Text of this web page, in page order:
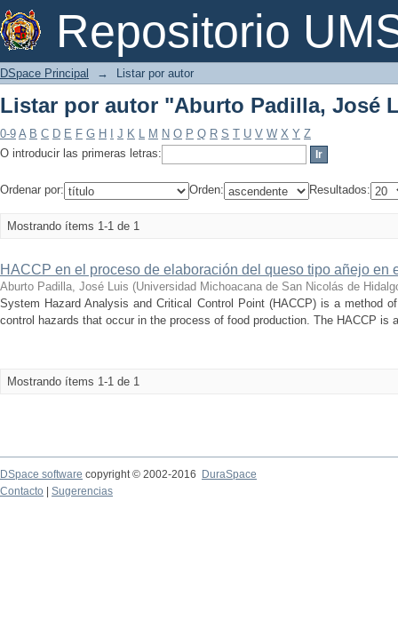
Repositorio
Listar por autor "Aburto Padilla, José
DSpace Principal → Listar por autor
Listar por autor "Aburto Padilla, José
0-9 A B C D E F G H J K L M N O P Q R S T U V W X Y Z
O introducir las primeras letras:
Ordenar por: Orden: Resultados:
Mostrando ítems 1-1 de 1
HACCP en el proceso de elaboración del queso tipo añejo en
Aburto Padilla, José Luis (Universidad Michoacana de San Nicolás de
System Hazard Analysis and Critical Control Point (HACCP) is a method
control hazards that occur in the process of food production. The HACCP is
Mostrando ítems 1-1 de 1
DSpace software copyright © 2002-2016
DuraSpace
Contacto
Sugerencias